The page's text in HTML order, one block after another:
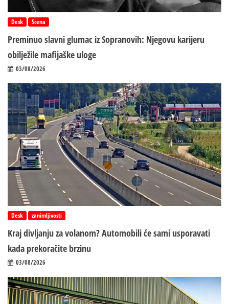
Desk Scena
Preminuo slavni glumac iz Sopranovih: Njegovu karijeru
obilježile mafijaške uloge
03/08/2026
Desk zanimljivosti
Kraj divljanju za volanom? Automobili će sami usporavati
kada prekoračite brzinu
03/08/2026